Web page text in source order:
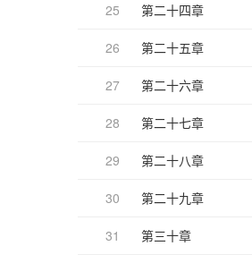
25 第二十四章
26 第二十五章
27 第二十六章
28 第二十七章
29 第二十八章
30 第二十九章
31 第三十章